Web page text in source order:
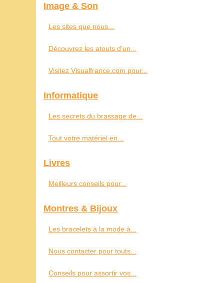
Image & Son
Les sites que nous...
Découvrez les atouts d’un...
Visitez Visualfrance.com pour...
Informatique
Les secrets du brassage de...
Tout votre matériel en...
Livres
Meilleurs conseils pour...
Montres & Bijoux
Les bracelets à la mode à...
Nous contacter pour touts...
Conseils pour assortir vos...